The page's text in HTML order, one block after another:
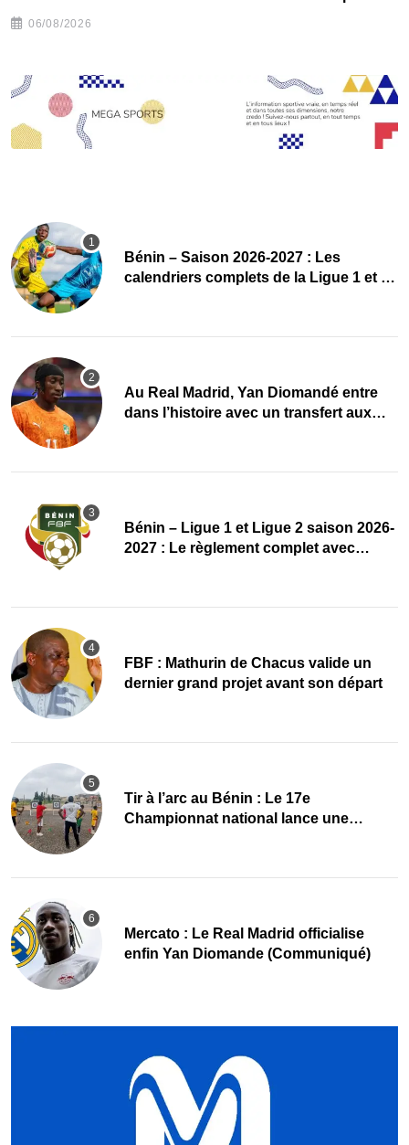
06/08/2026
Bénin – Saison 2026-2027 : Les
calendriers complets de la Ligue 1 et de
Au Real Madrid, Yan Diomandé entre
dans l’histoire avec un transfert aux
Bénin – Ligue 1 et Ligue 2 saison 2026-
2027 : Le règlement complet avec
FBF : Mathurin de Chacus valide un
dernier grand projet avant son départ
Tir à l’arc au Bénin : Le 17e
Championnat national lance une
Mercato : Le Real Madrid officialise
enfin Yan Diomande (Communiqué)